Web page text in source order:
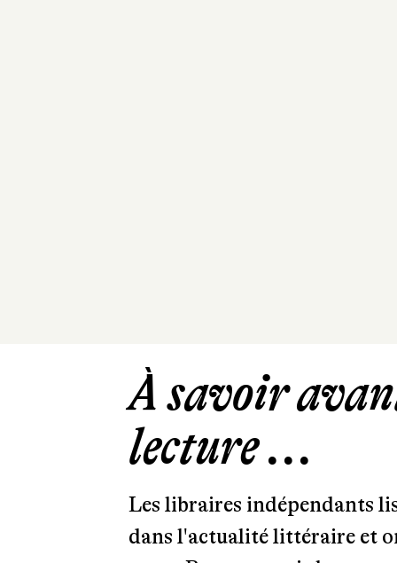
À savoir
lecture ...
Les libraires indépendants
dans l'actualité littéraire et